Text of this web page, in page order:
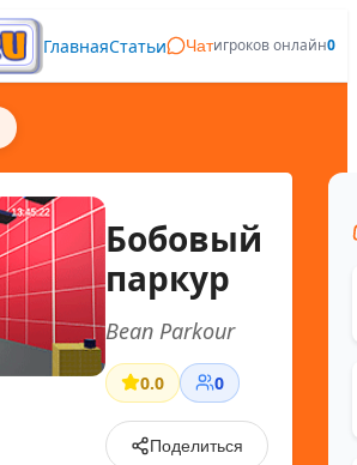
ГлавнаяСтатьи Чатигроков онлайн0
Бобовый
паркур
Bean Parkour
0.0 0
Поделиться